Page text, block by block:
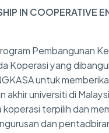
IN COOPERATIVE
Pembangunan
Koperasi yang
untuk
akhir universiti di
terpilih dan
dan